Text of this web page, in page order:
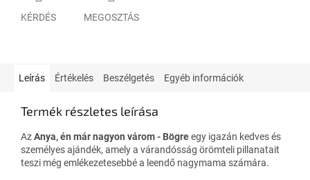
KÉRDÉS MEGOSZTÁS
Leírás Értékelés Beszélgetés Egyéb információk
Termék részletes leírása
AzAnya, én már nagyon várom - Bögreegy igazán kedves és
személyes ajándék, amely a várandósság örömteli pillanatait
teszi még emlékezetesebbé a leendő nagymama számára.